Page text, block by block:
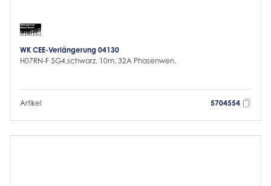
WK CEE-Verlängerung 04130
H07RN-F 5G4,schwarz, 10m, 32A Phasenwen.
Artikel 5704554